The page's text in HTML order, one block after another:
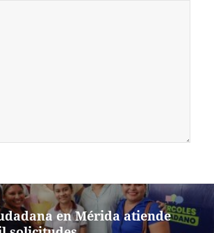
en Mérida atiende